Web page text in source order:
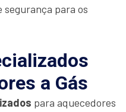
para os
a Gás
para aquecedores